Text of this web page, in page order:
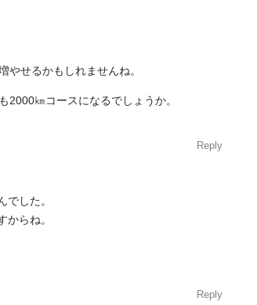
せるかもしれませんね。
2000㎞コースになるでしょうか。
Reply
した。
らね。
Reply